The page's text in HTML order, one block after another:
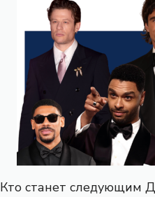
Кто станет следующим